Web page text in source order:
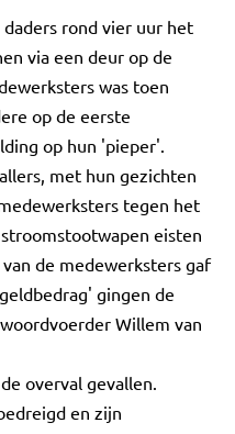
rond vier uur het
via een deur op de
was toen
op de eerste
op hun 'pieper'.
met hun gezichten
tegen het
eisten
de medewerksters gaf
gingen de
Willem van
overval gevallen.
en zijn